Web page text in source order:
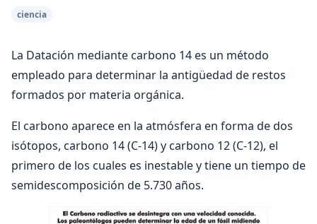
ciencia
La Datación mediante carbono 14 es un método
empleado para determinar la antigüedad de restos
formados por materia orgánica.
El carbono aparece en la atmósfera en forma de dos
isótopos, carbono 14 (C-14) y carbono 12 (C-12), el
primero de los cuales es inestable y tiene un tiempo de
semidescomposición de 5.730 años.